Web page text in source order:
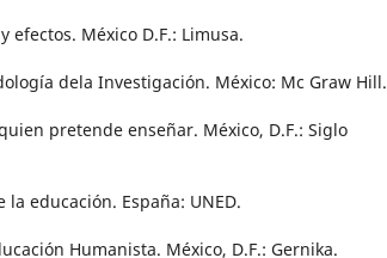
efectos. México D.F.: Limusa.
dela Investigación. México: Mc Graw Hill.
pretende enseñar. México, D.F.: Siglo
la educación. España: UNED.
Humanista. México, D.F.: Gernika.